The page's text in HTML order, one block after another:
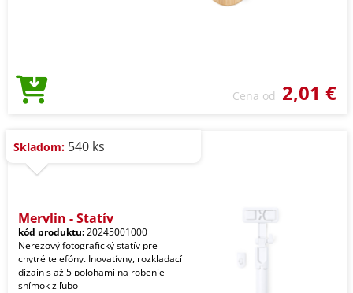
Cena od 2,01 €
Skladom: 540 ks
Merylin - Statív
kód produktu:20245001000
Nerezový fotografický statív pre
chytré telefóny. Inovatívny, rozkladací
dizajn s až 5 polohami na robenie
snímok z ľubo